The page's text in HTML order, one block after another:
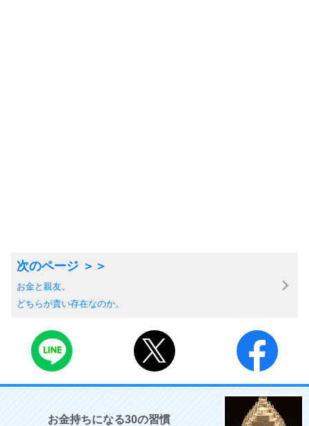
お金と親友。
どちらが貴い存在なのか。
お金持ちになる30の習慣